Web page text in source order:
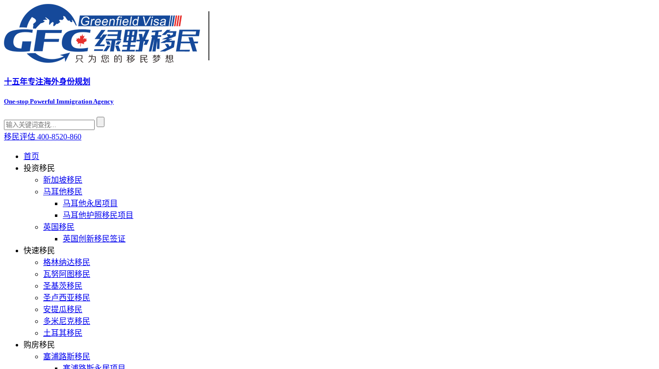
十五年专注海外身份规划
One-stop Powerful Immigration Agency
移民评估 400-8520-860
首页
投资移民
新加坡移民
马耳他移民
马耳他永居项目
马耳他护照移民项目
英国移民
英国创新移民签证
快速移民
格林纳达移民
瓦努阿图移民
圣基茨移民
圣卢西亚移民
安提瓜移民
多米尼克移民
土耳其移民
购房移民
塞浦路斯移民